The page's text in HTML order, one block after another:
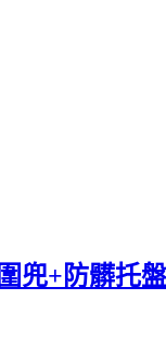
兜+防髒托